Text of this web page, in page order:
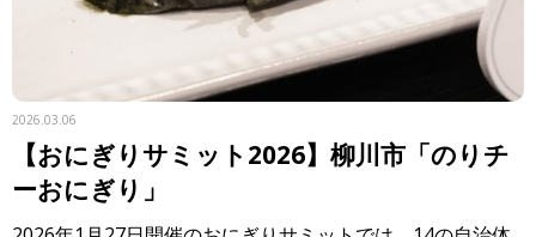
2026.03.06
【おにぎりサミット2026】柳川市「のりチ
ーおにぎり」